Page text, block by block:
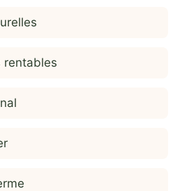
rentables